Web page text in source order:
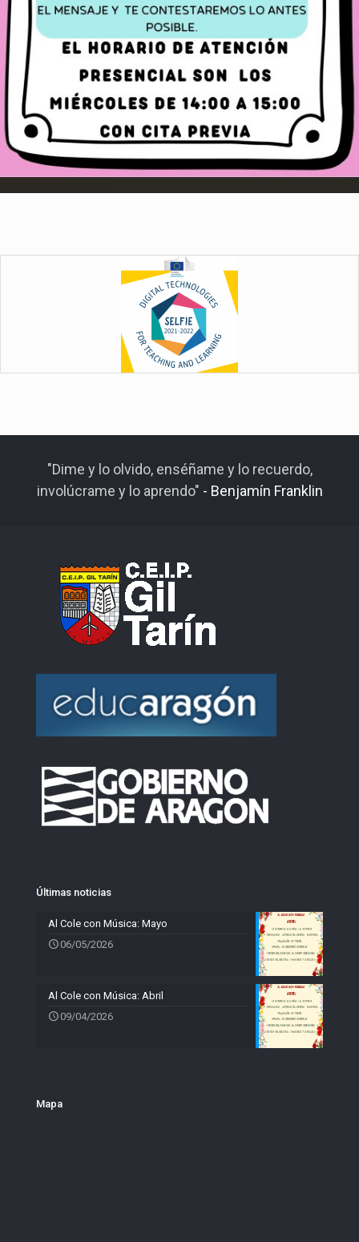
"Dime y lo olvido, enséñame y lo recuerdo,
involúcrame y lo aprendo" - Benjamín Franklin
Últimas noticias
Al Cole con Música: Mayo
06/05/2026
Al Cole con Música: Abril
09/04/2026
Mapa